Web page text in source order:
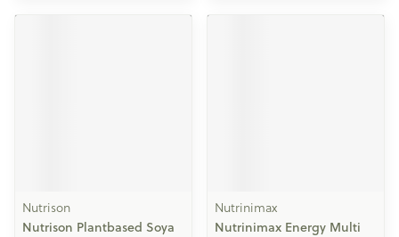
Nutrison
Nutrison Plantbased Soya
Nutrinimax
Nutrinimax Energy Multi